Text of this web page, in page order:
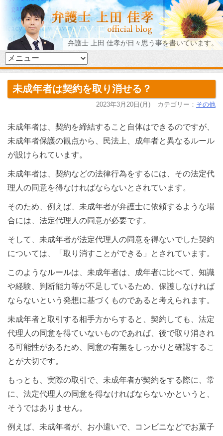
弁護士 上田 佳孝が日々思う事を書いています。
未成年者は契約を取り消せる？
2023年3月20日(月) カテゴリー： その他
未成年者は、契約を締結すること自体はできるのですが、
未成年者保護の観点から、民法上、成年者と異なるルール
が設けられています。
未成年者は、契約などの法律行為をするには、その法定代
理人の同意を得なければならないとされています。
そのため、例えば、未成年者が弁護士に依頼するような場
合には、法定代理人の同意が必要です。
そして、未成年者が法定代理人の同意を得ないでした契約
については、「取り消すことができる」とされています。
このようなルールは、未成年者は、成年者に比べて、知識
や経験、判断能力等が不足しているため、保護しなければ
ならないという発想に基づくものであると考えられます。
未成年者と取引する相手方からすると、契約しても、法定
代理人の同意を得ていないものであれば、後で取り消され
る可能性があるため、同意の有無をしっかりと確認するこ
とが大切です。
もっとも、実際の取引で、未成年者が契約をする際に、常
に、法定代理人の同意を得なければならないかというと、
そうではありません。
例えば、未成年者が、お小遣いで、コンビニなどでお菓子